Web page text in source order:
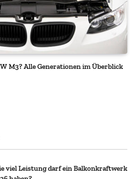
M3? Alle Generationen im Überblick
viel Leistung darf ein Balkonkraftwerk